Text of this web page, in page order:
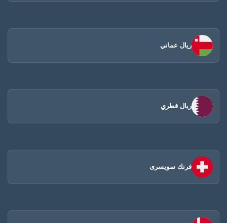
ريال عماني
ريال قطري
فرنك سويسرى